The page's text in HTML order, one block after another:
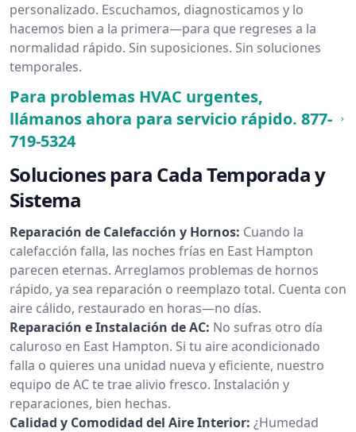
personalizado. Escuchamos, diagnosticamos y lo
hacemos bien a la primera—para que regreses a la
normalidad rápido. Sin suposiciones. Sin soluciones
temporales.
Para problemas HVAC urgentes,
llámanos ahora para servicio rápido. 877-
719-5324
Soluciones para Cada Temporada y
Sistema
Reparación de Calefacción y Hornos: Cuando la
calefacción falla, las noches frías en East Hampton
parecen eternas. Arreglamos problemas de hornos
rápido, ya sea reparación o reemplazo total. Cuenta con
aire cálido, restaurado en horas—no días.
Reparación e Instalación de AC: No sufras otro día
caluroso en East Hampton. Si tu aire acondicionado
falla o quieres una unidad nueva y eficiente, nuestro
equipo de AC te trae alivio fresco. Instalación y
reparaciones, bien hechas.
Calidad y Comodidad del Aire Interior: ¿Humedad